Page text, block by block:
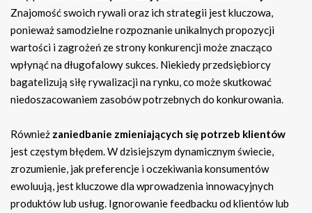
Znajomość swoich rywali oraz ich strategii jest kluczowa,
ponieważ samodzielne rozpoznanie unikalnych propozycji
wartości i zagrożeń ze strony konkurencji może znacząco
wpłynąć na długofalowy sukces. Niekiedy przedsiębiorcy
bagatelizują siłę rywalizacji na rynku, co może skutkować
niedoszacowaniem zasobów potrzebnych do konkurowania.
Również zaniedbanie zmieniających się potrzeb klientów
jest częstym błędem. W dzisiejszym dynamicznym świecie,
zrozumienie, jak preferencje i oczekiwania konsumentów
ewoluują, jest kluczowe dla wprowadzenia innowacyjnych
produktów lub usług. Ignorowanie feedbacku od klientów lub